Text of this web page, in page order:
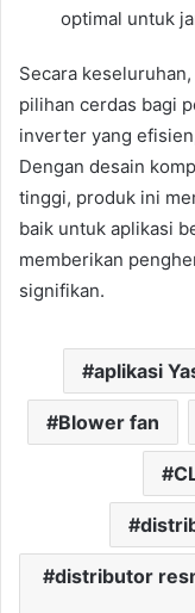
optimal untuk
Secara
pilihan cerdas bagi
inverter yang
Dengan desain
tinggi, produk ini
baik untuk aplikasi
memberikan
signifikan.
aplikasi
Blower fan
distributor